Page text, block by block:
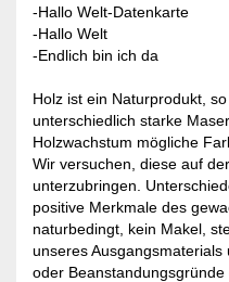
-Hallo Welt-Datenkarte
-Hallo Welt
-Endlich bin ich da
Holz ist ein Naturprodukt,
unterschiedlich starke
Holzwachstum mögliche
Wir versuchen, diese auf
unterzubringen.
positive Merkmale des
naturbedingt, kein Makel,
unseres
oder Beanstandungsgründe